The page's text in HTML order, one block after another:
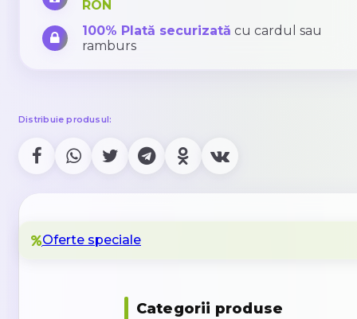
RON
100% Plată securizată cu cardul sau
ramburs
Distribuie produsul:
Oferte speciale
Categorii produse